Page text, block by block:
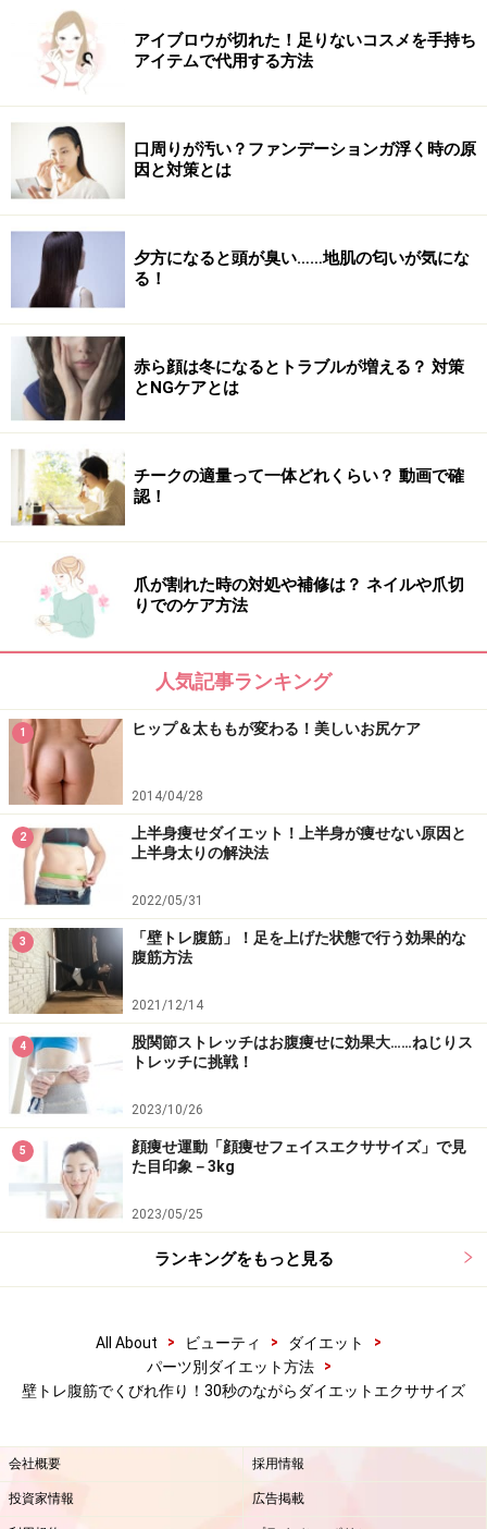
1.壁を背にして立ち、右のつま先を壁につけて膝を曲げ
ます。軸となる左脚は軽く曲げ、両手は左右に伸ばして
おきます。
できる範囲で最大限ねじる
2.上半身を右にねじりながら、左手を左の足先に近づ
け、右手は天井に伸ばします。
両腕は上下に伸ばし合う意識
3.今度は、上半身を左にねじりながら、右手を左の足先
に近づけ、左手は天井に伸ばします。1→2→3の動きを5
回繰り返しましょう。
4.今度は脚を逆にし（左のつま先を壁につける）、上動
きを同じように行います。
手軽に簡単にできる「壁トレ」ですが、使う筋肉を意識
し、左右差を感じながら実践することで効果はしっかり
ついてきます！
寝ながら＆テレビを観ながらでもできるので、早速始め
てみましょう！
【ガイドの関連図書】
30秒でスッキリ! 壁トレ 体を動かすのが好きになる!
【関連記事】
壁を使ったダイエット「壁トレ」で運動不足解消
「壁トレ腹筋」で腹筋が苦手なあなたも！効果的に鍛え
る腹筋方法
代謝アップ「壁トレ」で痩せ燃え体質に！
壁スクワット！筋トレ初心者も正しい姿勢で効果大の体
※ダイエットは個人の体質、また、誤った方法による実践に起因
自身の体質及び健康状態を十分に考慮したうえで、正しい方法で
アイブロウが切れた！足りないコスメを手持ち
アイテムで代用する方法
口周りが汚い？ファンデーションガ浮く時の原
因と対策とは
夕方になると頭が臭い……地肌の匂いが気にな
る！
赤ら顔は冬になるとトラブルが増える？ 対策
とNGケアとは
チークの適量って一体どれくらい？ 動画で確
認！
爪が割れた時の対処や補修は？ ネイルや爪切
りでのケア方法
人気記事ランキング
1 ヒップ＆太ももが変わる！美しいお尻ケア
2014/04/28
2
上半身痩せダイエット！上半身が痩せない原因と
上半身太りの解決法
2022/05/31
3
「壁トレ腹筋」！足を上げた状態で行う効果的な
腹筋方法
2021/12/14
4
股関節ストレッチはお腹痩せに効果大……ねじりス
トレッチに挑戦！
2023/10/26
5
顔痩せ運動「顔痩せフェイスエクササイズ」で見
た目印象－3kg
2023/05/25
ランキングをもっと見る
All About > ビューティ > ダイエット
>
パーツ別ダイエット方法
>
壁トレ腹筋でくびれ作り！30秒のながらダイエットエクササイズ
会社概要 採用情報
投資家情報 広告掲載